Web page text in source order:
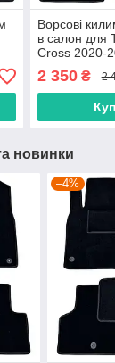
Ворсові
в салон для
Cross 2020-
Корола крос
2 350₴ 2
новинки
–4%